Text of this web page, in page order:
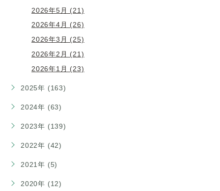
2026年5月 (21)
2026年4月 (26)
2026年3月 (25)
2026年2月 (21)
2026年1月 (23)
2025年 (163)
2024年 (63)
2023年 (139)
2022年 (42)
2021年 (5)
2020年 (12)